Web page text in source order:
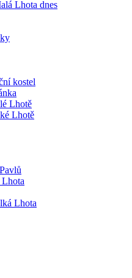
Lhota dnes
kostel
Lhotě
Lhotě
Lhota
Lhota